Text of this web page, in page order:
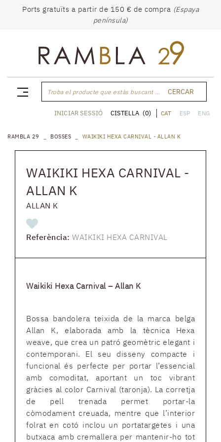
Ports gratuïts a partir de 150 € de compra (Espaya
península)
Troba el producte que estàs buscant ... CERCAR
CAT ESP ENG
INICIAR SESSIÓ CISTELLA (0)
RAMBLA 29 BOSSES WAIKIKI HEXA CARNIVAL - ALLAN K
WAIKIKI HEXA CARNIVAL -
ALLAN K
ALLAN K
Referència: WAIKIKI HEXA CARNIVAL
Waikiki Hexa Carnival – Allan K
Bossa bandolera teixida de la marca belga
Allan K, elaborada amb la tècnica Hexa
weave, que crea un patró geomètric elegant i
contemporani. El seu disseny compacte i
funcional és perfecte per portar l’essencial
amb comoditat, aportant un toc vibrant
gràcies al color Carnival (taronja). La corretja
de pell trenada permet portar-la
còmodament creuada, mentre que l’interior
folrat en cotó inclou un portatargetes i una
butxaca amb cremallera per mantenir-ho tot